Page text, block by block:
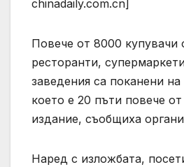
chinadaily.com.cn]
Повече от 8000 купувачи
ресторанти,
заведения са поканени
което е 20 пъти повече
издание, съобщиха
Наред с изложбата,